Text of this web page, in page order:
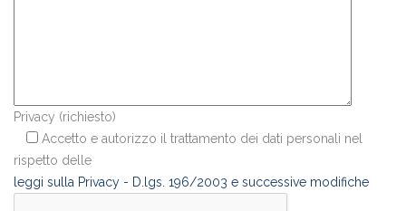
Privacy (richiesto)
Accetto e autorizzo il trattamento dei dati personali nel
rispetto delle
leggi sulla Privacy - D.lgs. 196/2003 e successive modifiche